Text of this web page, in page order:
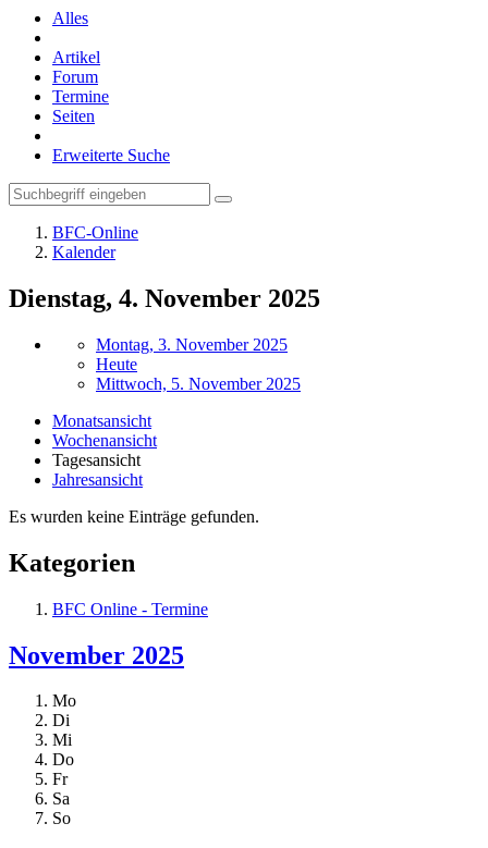
Alles
Artikel
Forum
Termine
Seiten
Erweiterte Suche
BFC-Online
Kalender
Dienstag, 4. November 2025
Montag, 3. November 2025
Heute
Mittwoch, 5. November 2025
Monatsansicht
Wochenansicht
Tagesansicht
Jahresansicht
Es wurden keine Einträge gefunden.
Kategorien
BFC Online - Termine
November 2025
Mo
Di
Mi
Do
Fr
Sa
So